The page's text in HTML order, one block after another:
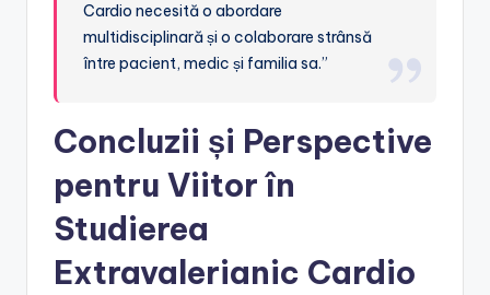
Cardio necesită o abordare
multidisciplinară și o colaborare strânsă
între pacient, medic și familia sa.”
Concluzii și Perspective
pentru Viitor în
Studierea
Extravalerianic Cardio